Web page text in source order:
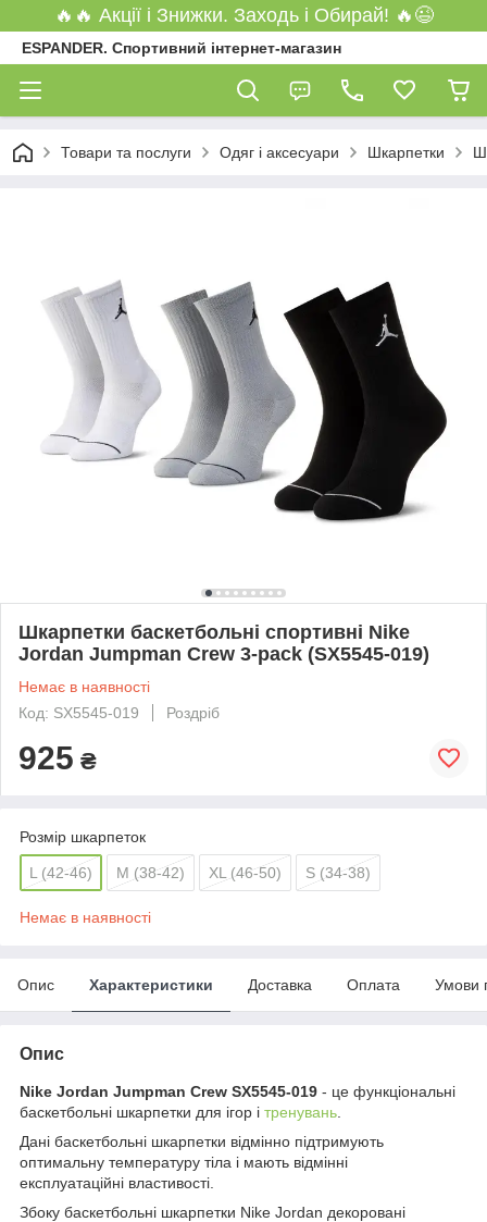
🔥🔥 Акції і Знижки. Заходь і Обирай! 🔥😉
ESPANDER. Спортивний інтернет-магазин
Товари та послуги Одяг і аксесуари Шкарпетки
Шкарпетки баскетбольні спортивні Nike
Jordan Jumpman Crew 3-pack (SX5545-019)
Немає в наявності
Код: SX5545-019
Роздріб
925 ₴
Розмір шкарпеток
L (42-46) M (38-42) XL (46-50) S (34-38)
Немає в наявності
Опис Характеристики Доставка Оплата Умови
Опис
Nike Jordan Jumpman Crew SX5545-019 - це функціональні
баскетбольні шкарпетки для ігор і тренувань
Дані баскетбольні шкарпетки відмінно підтримують
оптимальну температуру тіла і мають відмінні
експлуатаційні властивості.
Збоку баскетбольні шкарпетки Nike Jordan декоровані